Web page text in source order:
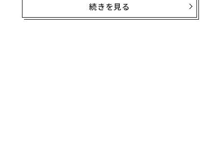
興味深いタイミングだ。2026年の第1四半期には、
続きを見る